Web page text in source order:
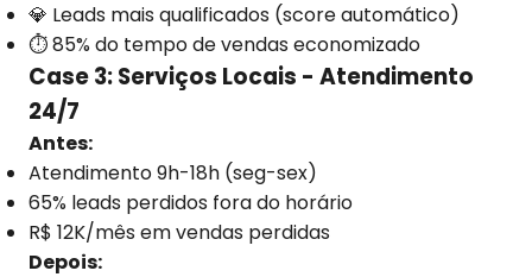
💎 Leads mais qualificados (score automático)
⏱️ 85% do tempo de vendas economizado
Case 3: Serviços Locais - Atendimento
24/7
Antes:
Atendimento 9h-18h (seg-sex)
65% leads perdidos fora do horário
R$ 12K/mês em vendas perdidas
Depois: